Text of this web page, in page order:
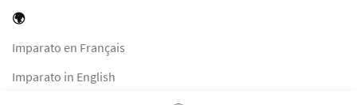
🌍
Imparato en Français
Imparato in English